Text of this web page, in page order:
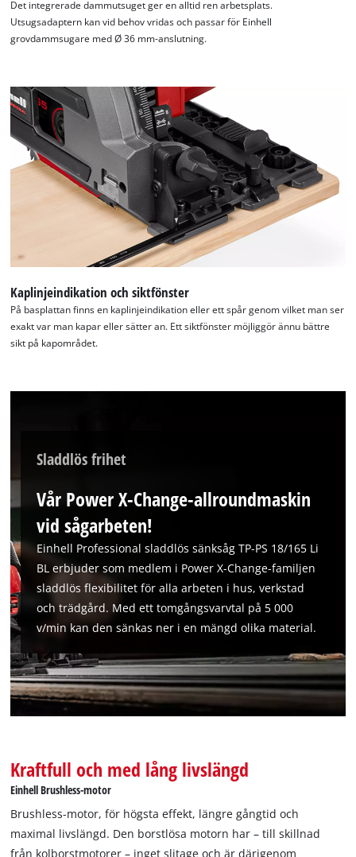
We need your consent to load the
Google Maps service!
This content is not permitted to load due
to trackers that are not disclosed to the
visitor. The website owner needs to setup
the site with their CMP to add this content
to the list of technologies used.
Powered by Usercentrics Consent
Det integrerade dammutsuget ger en alltid ren arbetsplats.
Utsugsadaptern kan vid behov vridas och passar för Einhell
grovdammsugare med Ø 36 mm-anslutning.
Kaplinjeindikation och siktfönster
På basplattan finns en kaplinjeindikation eller ett spår genom vilket man ser
exakt var man kapar eller sätter an. Ett siktfönster möjliggör ännu bättre
sikt på kapområdet.
Sladdlös frihet
Vår Power X-Change-allroundmaskin
vid sågarbeten!
Einhell Professional sladdlös sänksåg TP-PS 18/165 Li
BL erbjuder som medlem i Power X-Change-familjen
sladdlös flexibilitet för alla arbeten i hus, verkstad
och trädgård. Med ett tomgångsvarvtal på 5 000
v/min kan den sänkas ner i en mängd olika material.
Kraftfull och med lång livslängd
Einhell Brushless-motor
Brushless-motor, för högsta effekt, längre gångtid och
maximal livslängd. Den borstlösa motorn har – till skillnad
från kolborstmotorer – inget slitage och är därigenom